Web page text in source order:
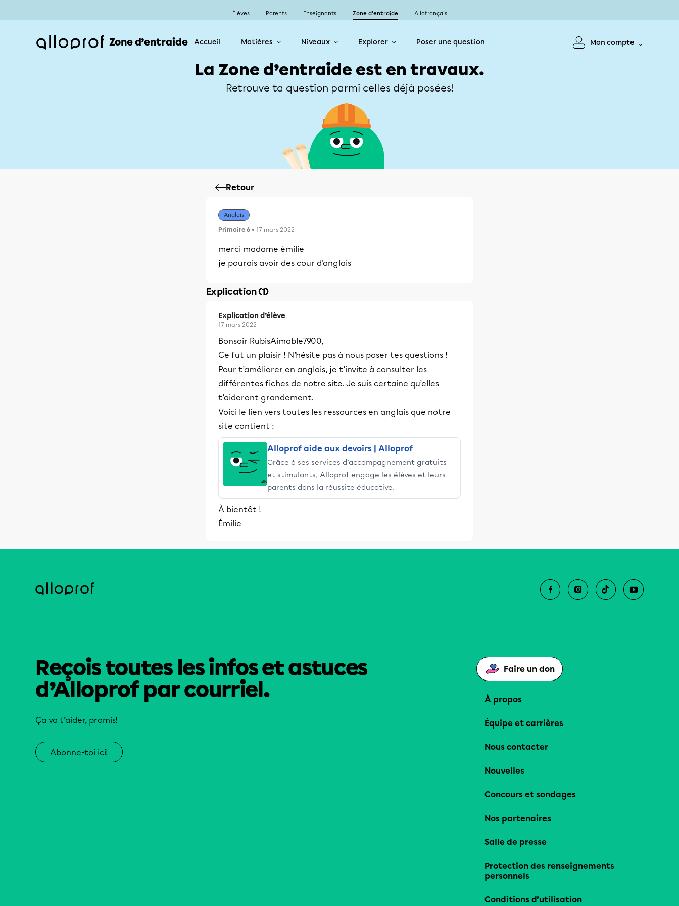
Élèves Parents Enseignants Zone d’entraide Allofrançais
Zone d’entraide Accueil Matières Niveaux Explorer Poser une question Mon compte
La Zone d’entraide est en travaux.
Retrouve ta question parmi celles déjà posées!
Retour
Anglais
Primaire 6 • 17 mars 2022
merci madame émilie
je pourais avoir des cour d'anglais
Explication (1)
Explication d’élève
17 mars 2022
Bonsoir RubisAimable7900,
Ce fut un plaisir ! N’hésite pas à nous poser tes questions !
Pour t’améliorer en anglais, je t’invite à consulter les
différentes fiches de notre site. Je suis certaine qu’elles
t’aideront grandement.
Voici le lien vers toutes les ressources en anglais que notre
site contient :
Alloprof aide aux devoirs | Alloprof
Grâce à ses services d’accompagnement gratuits
et stimulants, Alloprof engage les élèves et leurs
parents dans la réussite éducative.
À bientôt !
Émilie
Reçois toutes les infos et astuces
d’Alloprof par courriel.
Ça va t’aider, promis!
Abonne-toi ici!
Faire un don
À propos
Équipe et carrières
Nous contacter
Nouvelles
Concours et sondages
Nos partenaires
Salle de presse
Protection des renseignements
personnels
Conditions d’utilisation